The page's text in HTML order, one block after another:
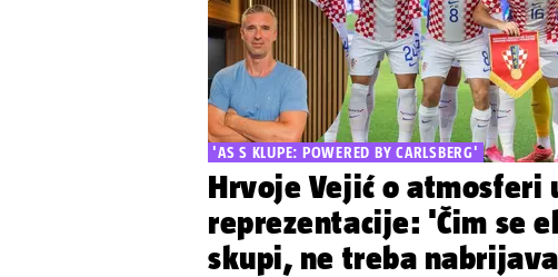
'AS S KLUPE: POWERED BY CARLSBERG'
Hrvoje Vejić o atmosferi
reprezentacije: 'Čim se
skupi, ne treba